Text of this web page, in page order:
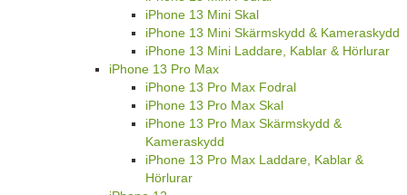
iPhone 13 Mini Skal
iPhone 13 Mini Skärmskydd & Kameraskydd
iPhone 13 Mini Laddare, Kablar & Hörlurar
iPhone 13 Pro Max
iPhone 13 Pro Max Fodral
iPhone 13 Pro Max Skal
iPhone 13 Pro Max Skärmskydd &
Kameraskydd
iPhone 13 Pro Max Laddare, Kablar &
Hörlurar